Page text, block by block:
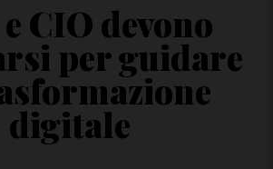
CIO devono
per guidare
digitale